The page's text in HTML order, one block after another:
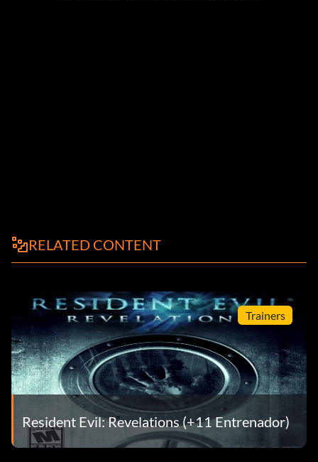
RELATED CONTENT
Trainers
Resident Evil: Revelations (+11 Entrenador)